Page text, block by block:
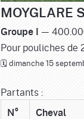
MOYGLARE
Groupe I
—
Pour pouliches de
🗓️ dimanche 15
Partants :
N° Cheval